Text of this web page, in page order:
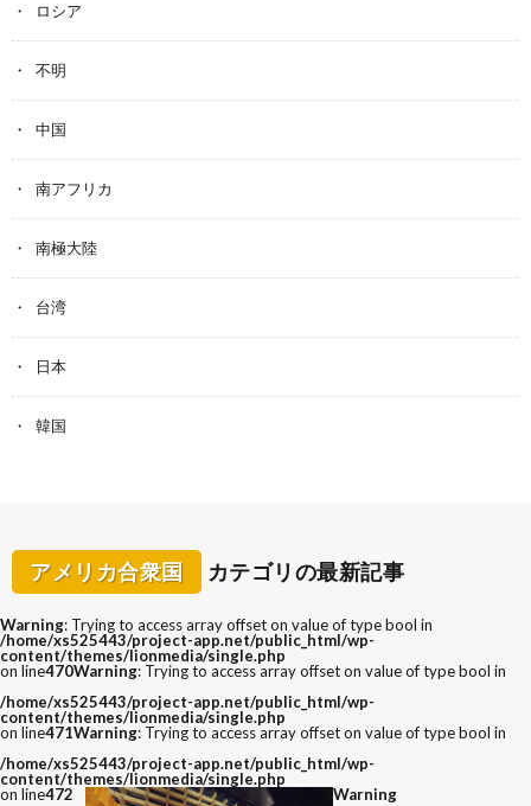
ロシア
不明
中国
南アフリカ
南極大陸
台湾
日本
韓国
アメリカ合衆国 カテゴリの最新記事
Warning: Trying to access array offset on value of type bool in
/home/xs525443/project-app.net/public_html/wp-
content/themes/lionmedia/single.php
on line470Warning: Trying to access array offset on value of type bool in
/home/xs525443/project-app.net/public_html/wp-
content/themes/lionmedia/single.php
on line471Warning: Trying to access array offset on value of type bool in
/home/xs525443/project-app.net/public_html/wp-
content/themes/lionmedia/single.php
on line472 Warning